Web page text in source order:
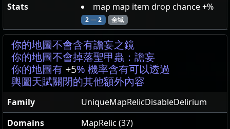
Stats
map map item drop chance +%
2—2 全域
你的地圖不會含有譫妄之鏡
你的地圖不會掉落聖甲蟲：譫妄
你的地圖有 +5% 機率含有可以透過
輿圖天賦關閉的其他額外內容
Family
UniqueMapRelicDisableDelirium
Domains
MapRelic (37)